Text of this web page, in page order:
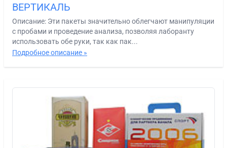
ВЕРТИКАЛЬ
Описание: Эти пакеты значительно облегчают манипуляции
с пробами и проведение анализа, позволяя лаборанту
использовать обе руки, так как пак...
Подробное описание »